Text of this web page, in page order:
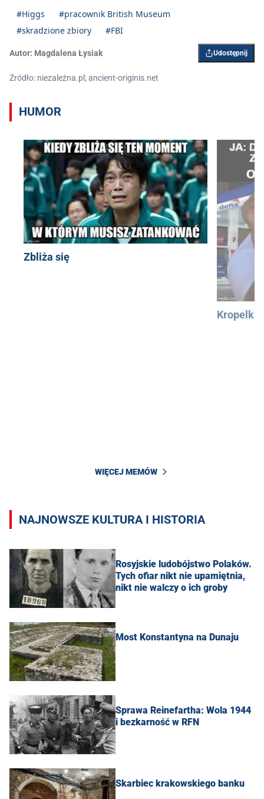
#Higgs
#pracownik British Museum
#skradzione zbiory
#FBI
Autor: Magdalena Łysiak Udostępnij
Źródło: niezależna.pl; ancient-originis.net
HUMOR
Zbliża się
Kropelka
WIĘCEJ MEMÓW
NAJNOWSZE KULTURA I HISTORIA
Rosyjskie ludobójstwo Polaków.
Tych ofiar nikt nie upamiętnia,
nikt nie walczy o ich groby
Most Konstantyna na Dunaju
Sprawa Reinefartha: Wola 1944
i bezkarność w RFN
Skarbiec krakowskiego banku